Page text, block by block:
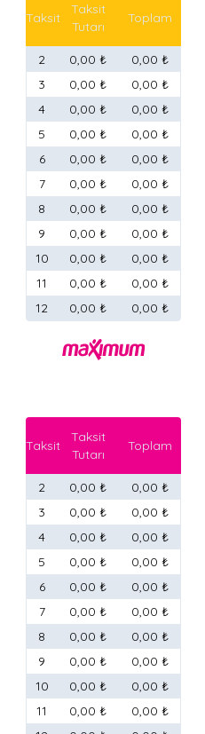
Taksit
Taksit
Tutarı
Toplam
2 0,00 ₺
0,00 ₺
3
0,00 ₺
0,00 ₺
4
0,00 ₺
0,00 ₺
5
0,00 ₺
0,00 ₺
6
0,00 ₺
0,00 ₺
7
0,00 ₺
0,00 ₺
8
0,00 ₺
0,00 ₺
9
0,00 ₺
0,00 ₺
10
0,00 ₺
0,00 ₺
11
0,00 ₺
0,00 ₺
12
0,00 ₺ 0,00 ₺
Taksit
Taksit
Tutarı
Toplam
2 0,00 ₺
0,00 ₺
3
0,00 ₺
0,00 ₺
4
0,00 ₺
0,00 ₺
5
0,00 ₺
0,00 ₺
6
0,00 ₺
0,00 ₺
7
0,00 ₺
0,00 ₺
8
0,00 ₺
0,00 ₺
9
0,00 ₺
0,00 ₺
10
0,00 ₺
0,00 ₺
11
0,00 ₺
0,00 ₺